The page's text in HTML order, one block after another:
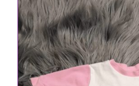
IN DEN WARENKORB